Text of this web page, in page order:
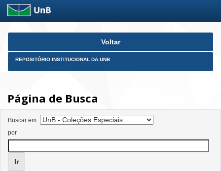
Skip
Voltar
REPOSITÓRIO INSTITUCIONAL DA UNB
Página de Busca
Buscar em:
por